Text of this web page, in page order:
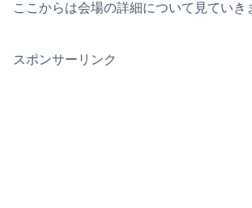
ここからは会場の詳細について見ていき
スポンサーリンク